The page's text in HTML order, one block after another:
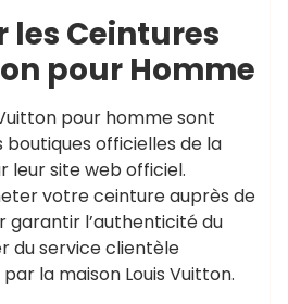
les Ceintures
pour Homme
pour homme sont
boutiques officielles de la
leur site web officiel.
votre ceinture auprès de
garantir l’authenticité du
du service clientèle
la maison Louis Vuitton.